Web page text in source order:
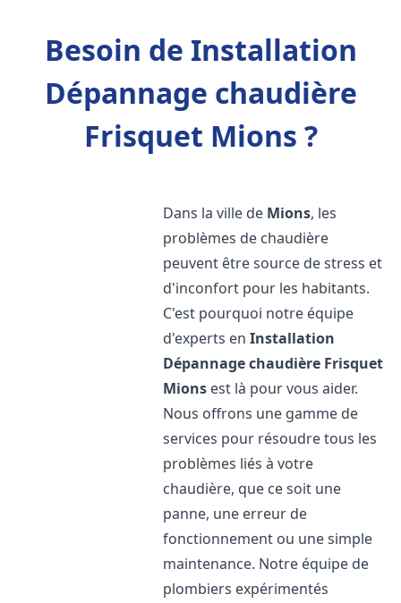
Besoin de Installation
Dépannage chaudière
Frisquet Mions ?
Dans la ville de Mions, les
problèmes de chaudière
peuvent être source de stress et
d'inconfort pour les habitants.
C'est pourquoi notre équipe
d'experts enInstallation
Dépannage chaudière Frisquet
Mions est là pour vous aider.
Nous offrons une gamme de
services pour résoudre tous les
problèmes liés à votre
chaudière, que ce soit une
panne, une erreur de
fonctionnement ou une simple
maintenance. Notre équipe de
plombiers expérimentés